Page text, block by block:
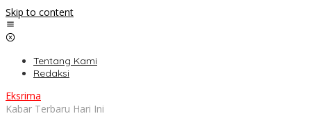
Skip to content
Tentang Kami
Redaksi
Eksrima
Kabar Terbaru Hari Ini